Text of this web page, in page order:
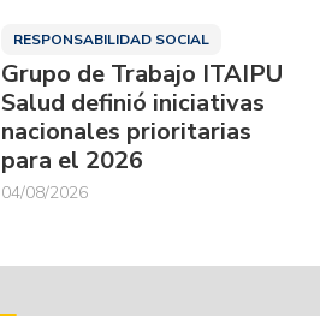
RESPONSABILIDAD SOCIAL
Grupo de Trabajo ITAIPU
Salud definió iniciativas
nacionales prioritarias
para el 2026
04/08/2026